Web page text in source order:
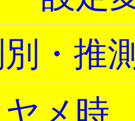
・推
メ時